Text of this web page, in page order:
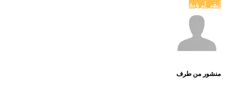
انقر لرؤية
منشور من طرف